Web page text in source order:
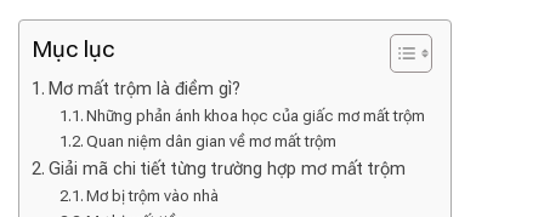
Mục lục
Mơ mất trộm là điềm gì?
Những phản ánh khoa học của giấc mơ mất trộm
Quan niệm dân gian về mơ mất trộm
Giải mã chi tiết từng trường hợp mơ mất trộm
Mơ bị trộm vào nhà